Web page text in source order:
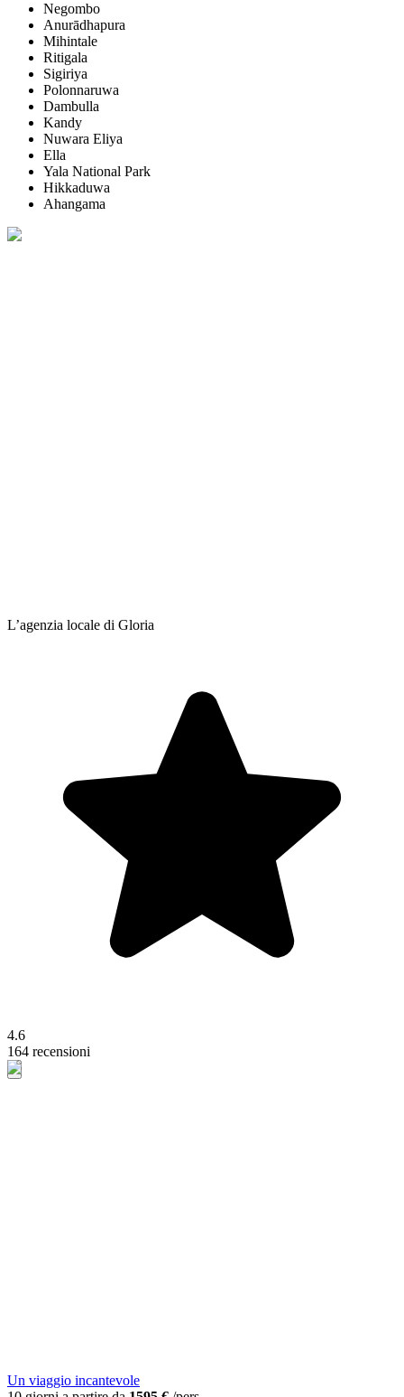
Negombo
Anurādhapura
Mihintale
Ritigala
Sigiriya
Polonnaruwa
Dambulla
Kandy
Nuwara Eliya
Ella
Yala National Park
Hikkaduwa
Ahangama
L’agenzia locale di Gloria
4.6
164 recensioni
Un viaggio incantevole